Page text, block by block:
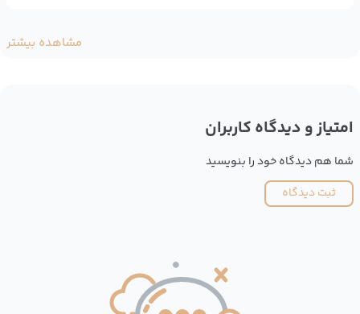
مشاهده بیشتر
امتیاز و دیدگاه کاربران
شما هم دیدگاه خود را بنویسید
ثبت دیدگاه